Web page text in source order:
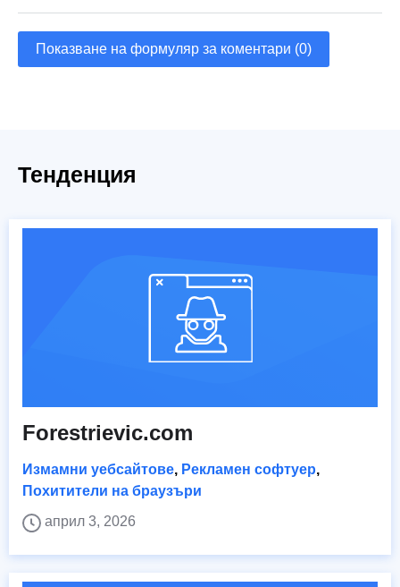
Показване на формуляр за коментари (0)
Тенденция
Forestrievic.com
Измамни уебсайтове, Рекламен софтуер,
Похитители на браузъри
април 3, 2026